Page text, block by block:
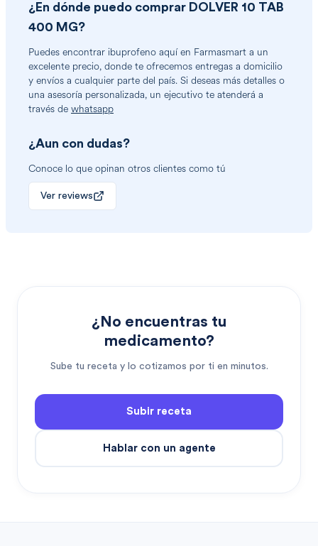
¿En dónde puedo comprar DOLVER 10 TAB
400 MG?
Puedes encontrar ibuprofeno aquí en Farmasmart a un
excelente precio, donde te ofrecemos entregas a domicilio
y envíos a cualquier parte del país. Si deseas más detalles o
una asesoría personalizada, un ejecutivo te atenderá a
través de whatsapp
¿Aun con dudas?
Conoce lo que opinan otros clientes como tú
Ver reviews
¿No encuentras tu
medicamento?
Sube tu receta y lo cotizamos por ti en minutos.
Subir receta
Hablar con un agente